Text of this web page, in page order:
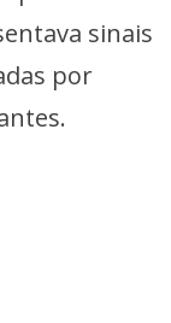
sinais
por